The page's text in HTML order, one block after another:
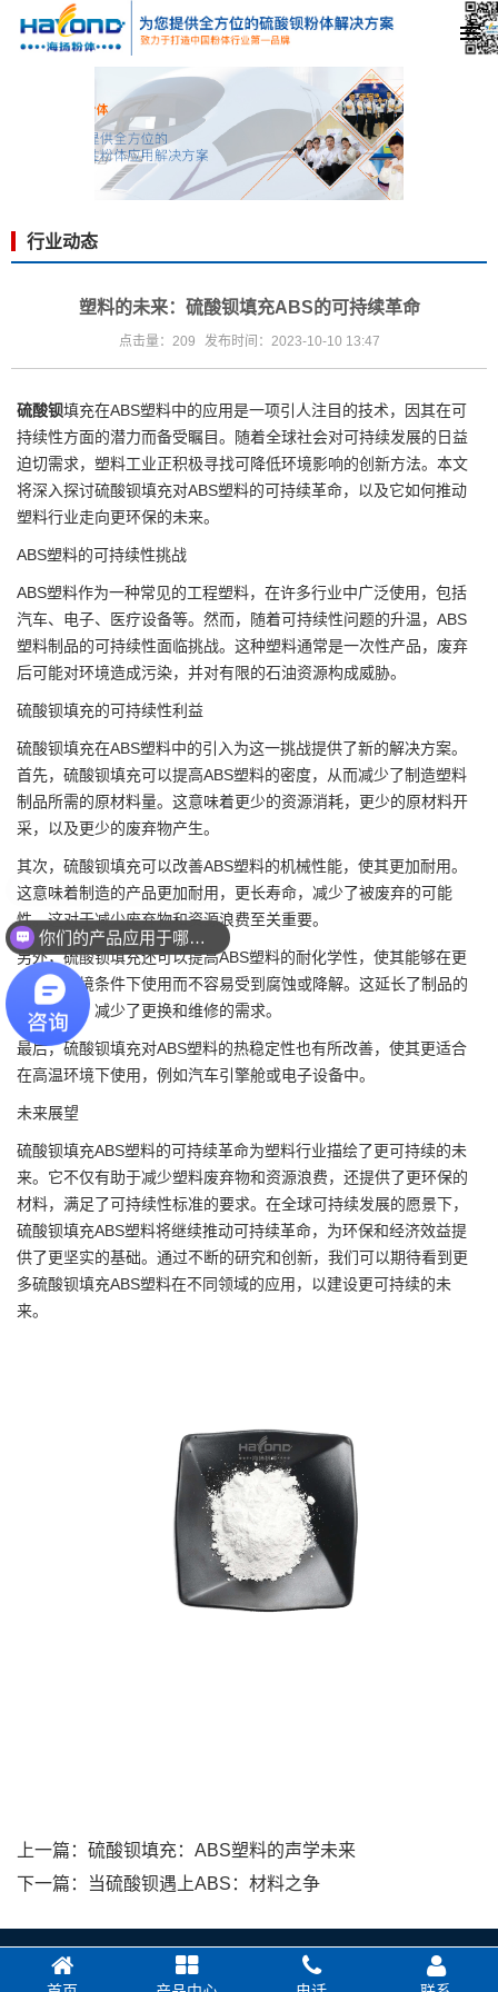
行业动态
塑料的未来：硫酸钡填充ABS的可持续革命
点击量：209 发布时间：2023-10-10 13:47
硫酸钡填充在ABS塑料中的应用是一项引人注目的技术，因其在可
持续性方面的潜力而备受瞩目。
随着全球社会对可持续发展的日益
迫切需求，塑料工业正积极寻找可降低环境影响的创新方法。本文
将深入探讨硫酸钡填充对ABS塑料的可持续革命，以及它如何推动
塑料行业走向更环保的未来。
ABS塑料的可持续性挑战
ABS塑料作为一种常见的工程塑料，在许多行业中广泛使用，包括
汽车、电子、医疗设备等。然而，随着可持续性问题的升温，ABS
塑料制品的可持续性面临挑战。这种塑料通常是一次性产品，废弃
后可能对环境造成污染，并对有限的石油资源构成威胁。
硫酸钡填充的可持续性利益
硫酸钡填充在ABS塑料中的引入为这一挑战提供了新的解决方案。
首先，硫酸钡填充可以提高ABS塑料的密度，从而减少了制造塑料
制品所需的原材料量。这意味着更少的资源消耗，更少的原材料开
采，以及更少的废弃物产生。
其次，硫酸钡填充可以改善ABS塑料的机械性能，使其更加耐用。
这意味着制造的产品更加耐用，更长寿命，减少了被废弃的可能
性。这对于减少废弃物和资源浪费至关重要。
另外，硫酸钡填充还可以提高ABS塑料的耐化学性，使其能够在更
广泛的环境条件下使用而不容易受到腐蚀或降解。这延长了制品的
使用寿命，减少了更换和维修的需求。
最后，硫酸钡填充对ABS塑料的热稳定性也有所改善，使其更适合
在高温环境下使用，例如汽车引擎舱或电子设备中。
未来展望
硫酸钡填充ABS塑料的可持续革命为塑料行业描绘了更可持续的未
来。它不仅有助于减少塑料废弃物和资源浪费，还提供了更环保的
材料，满足了可持续性标准的要求。在全球可持续发展的愿景下，
硫酸钡填充ABS塑料将继续推动可持续革命，为环保和经济效益提
供了更坚实的基础。通过不断的研究和创新，我们可以期待看到更
多硫酸钡填充ABS塑料在不同领域的应用，以建设更可持续的未
来。
上一篇： 硫酸钡填充：ABS塑料的声学未来
下一篇：
当硫酸钡遇上ABS：材料之争